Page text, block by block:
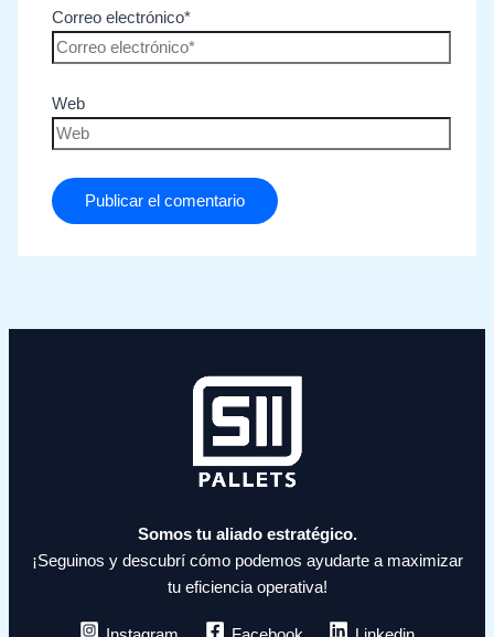
Correo electrónico*
Web
Somos tu aliado estratégico.
¡Seguinos y descubrí cómo podemos ayudarte a maximizar
tu eficiencia operativa!